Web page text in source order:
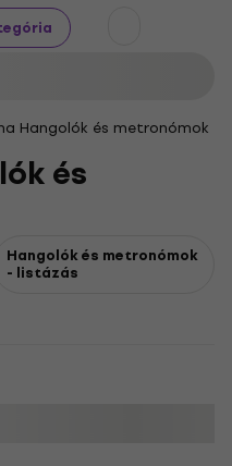
Hangolók és metronómok
és
Hangolók és metronómok
- listázás